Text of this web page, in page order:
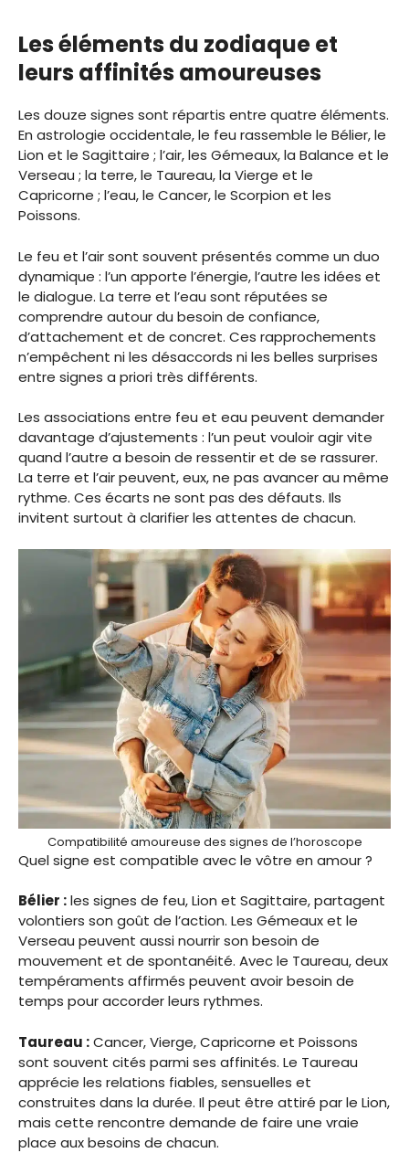
Les éléments du zodiaque et
leurs affinités amoureuses
Les douze signes sont répartis entre quatre éléments.
En astrologie occidentale, le feu rassemble le Bélier, le
Lion et le Sagittaire ; l’air, les Gémeaux, la Balance et le
Verseau ; la terre, le Taureau, la Vierge et le
Capricorne ; l’eau, le Cancer, le Scorpion et les
Poissons.
Le feu et l’air sont souvent présentés comme un duo
dynamique : l’un apporte l’énergie, l’autre les idées et
le dialogue. La terre et l’eau sont réputées se
comprendre autour du besoin de confiance,
d’attachement et de concret. Ces rapprochements
n’empêchent ni les désaccords ni les belles surprises
entre signes a priori très différents.
Les associations entre feu et eau peuvent demander
davantage d’ajustements : l’un peut vouloir agir vite
quand l’autre a besoin de ressentir et de se rassurer.
La terre et l’air peuvent, eux, ne pas avancer au même
rythme. Ces écarts ne sont pas des défauts. Ils
invitent surtout à clarifier les attentes de chacun.
Compatibilité amoureuse des signes de l’horoscope
Quel signe est compatible avec le vôtre en amour ?
Bélier :les signes de feu, Lion et Sagittaire, partagent
volontiers son goût de l’action. Les Gémeaux et le
Verseau peuvent aussi nourrir son besoin de
mouvement et de spontanéité. Avec le Taureau, deux
tempéraments affirmés peuvent avoir besoin de
temps pour accorder leurs rythmes.
Taureau :Cancer, Vierge, Capricorne et Poissons
sont souvent cités parmi ses affinités. Le Taureau
apprécie les relations fiables, sensuelles et
construites dans la durée. Il peut être attiré par le Lion,
mais cette rencontre demande de faire une vraie
place aux besoins de chacun.